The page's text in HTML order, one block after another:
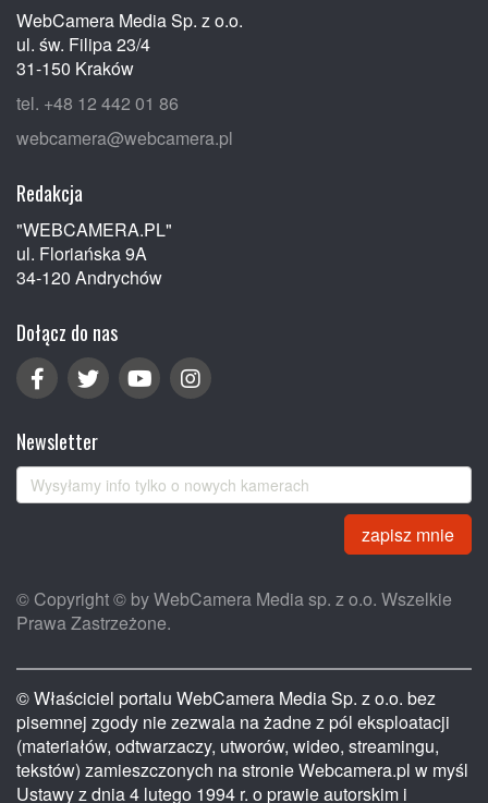
WebCamera Media Sp. z o.o.
ul. św. Filipa 23/4
31-150 Kraków
tel. +48 12 442 01 86
webcamera@webcamera.pl
Redakcja
"WEBCAMERA.PL"
ul. Floriańska 9A
34-120 Andrychów
Dołącz do nas
Newsletter
zapisz mnie
© Copyright © by WebCamera Media sp. z o.o. Wszelkie
Prawa Zastrzeżone.
© Właściciel portalu WebCamera Media Sp. z o.o. bez
pisemnej zgody nie zezwala na żadne z pól eksploatacji
(materiałów, odtwarzaczy, utworów, wideo, streamingu,
tekstów) zamieszczonych na stronie Webcamera.pl w myśl
Ustawy z dnia 4 lutego 1994 r. o prawie autorskim i